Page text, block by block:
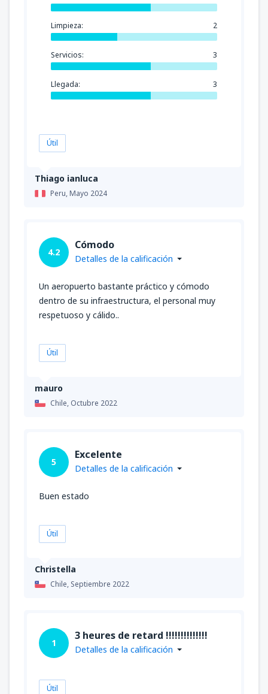
Thiago ianluca
Peru,Mayo 2024
Limpieza: 2
Servicios: 3
Llegada: 3
Útil
mauro
Chile, Octubre 2022
4.2
Cómodo
Detalles de la calificación
Un aeropuerto bastante práctico y cómodo
dentro de su infraestructura, el personal muy
respetuoso y cálido..
Útil
Christella
Chile, Septiembre 2022
5
Excelente
Detalles de la calificación
Buen estado
Útil
1
3 heures de retard !!!!!!!!!!!!!!
Detalles de la calificación
Útil